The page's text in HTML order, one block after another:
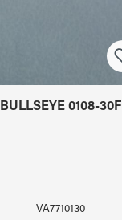
BULLSEYE 0108-30F
VA7710130